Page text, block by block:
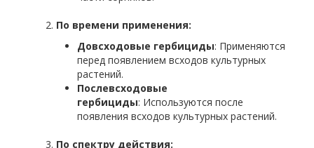
По времени применения:
Довсходовые гербициды: Применяются
перед появлением всходов культурных
растений.
Послевсходовые
гербициды: Используются после
появления всходов культурных растений.
По спектру действия: